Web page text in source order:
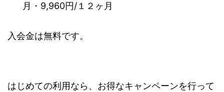
月・9,960円/１２ヶ月
入会金は無料です。
はじめての利用なら、お得なキャンペーンを行って